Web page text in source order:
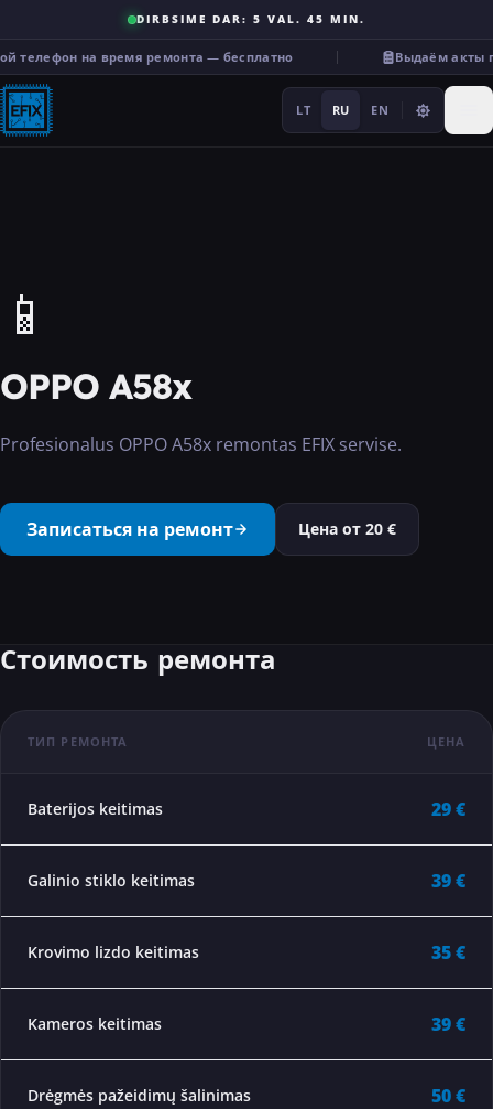
DIRBSIME DAR: 5 VAL. 45 MIN.
телефон на время ремонта — бесплатно Выдаём акты
LT RU EN
Услуги
···
📱
OPPO A58x
Profesionalus OPPO A58x remontas EFIX servise.
Записаться на ремонт Цена от 20 €
Стоимость ремонта
ТИП РЕМОНТА ЦЕНА
Baterijos keitimas 29 €
Galinio stiklo keitimas 39 €
Krovimo lizdo keitimas 35 €
Kameros keitimas 39 €
Drėgmės pažeidimų šalinimas 50 €